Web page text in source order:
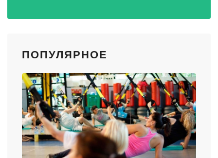
ПОПУЛЯРНОЕ